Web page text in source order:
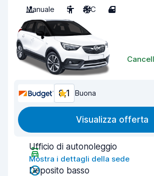
Manuale
5 A/C 4
8,1 Buona
Visualizza offerta
Ufficio di autonoleggio
Mostra i dettagli della sede
Deposito basso